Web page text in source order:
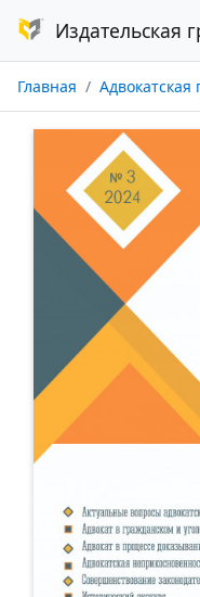
Издательская
Главная Адвокатская